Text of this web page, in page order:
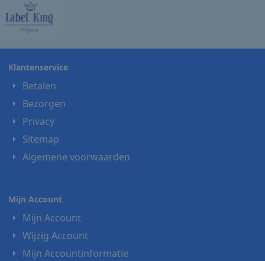
Klantenservice
Betalen
Bezorgen
Privacy
Sitemap
Algemene voorwaarden
Mijn Account
Mijn Account
Wijzig Account
Mijn Accountinformatie